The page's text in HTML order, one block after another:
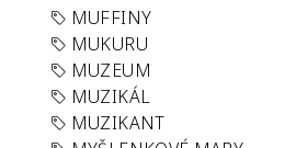
MUFFINY
MUKURU
MUZEUM
MUZIKÁL
MUZIKANT